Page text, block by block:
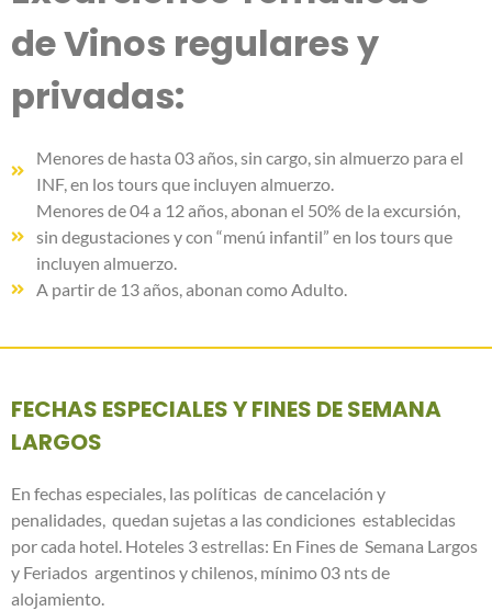
de Vinos regulares y
privadas:
Menores de hasta 03 años, sin cargo, sin almuerzo para el
INF, en los tours que incluyen almuerzo.
Menores de 04 a 12 años, abonan el 50% de la excursión,
sin degustaciones y con “menú infantil” en los tours que
incluyen almuerzo.
A partir de 13 años, abonan como Adulto.
FECHAS ESPECIALES Y FINES DE SEMANA
LARGOS
En fechas especiales, las políticas de cancelación y
penalidades, quedan sujetas a las condiciones establecidas
por cada hotel. Hoteles 3 estrellas: En Fines de Semana Largos
y Feriados argentinos y chilenos, mínimo 03 nts de
alojamiento.